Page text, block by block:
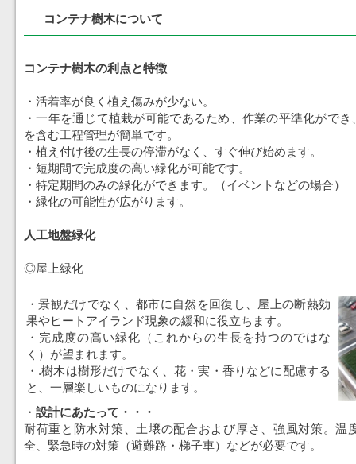
コンテナ樹木について
コンテナ樹木の利点と特徴
・活着率が良く植え傷みが少ない。
・一年を通じて植栽が可能であるため、作業の平準化がで
を含む工程管理が簡単です。
・植え付け後の生長の停滞がなく、すぐ伸び始めます。
・短期間で完成度の高い緑化が可能です。
・特定期間のみの緑化ができます。（イベントなどの場合）
・緑化の可能性が広がります。
人工地盤緑化
◎屋上緑化
・景観だけでなく、都市に自然を回復し、屋上の断熱効
果やヒートアイランド現象の緩和に役立ちます。
・完成度の高い緑化（これからの生長を持つのではな
く）が望まれます。
・.樹木は樹形だけでなく、花・実・香りなどに配慮する
と、一層楽しいものになります。
・ 設計にあたって・・・
耐荷重と防水対策、土壌の配合および厚さ、強風対策。温
全、緊急時の対策（避難路・梯子車）などが必要です。